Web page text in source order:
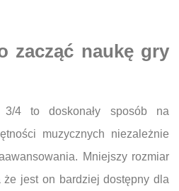
zacząć naukę gry
4 to doskonały sposób na
muzycznych niezależnie
Mniejszy rozmiar
że jest on bardziej dostępny dla